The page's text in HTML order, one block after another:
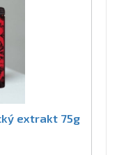
extrakt 75g